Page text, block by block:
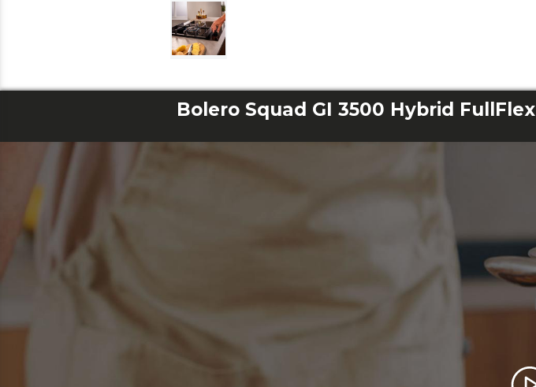
Bolero Squad GI 3500 Hybrid FullFlex